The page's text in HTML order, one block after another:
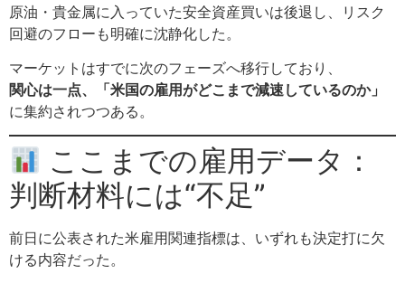
原油・貴金属に入っていた安全資産買いは後退し、リスク
回避のフローも明確に沈静化した。
マーケットはすでに次のフェーズへ移行しており、
関心は一点、「米国の雇用がどこまで減速しているのか」
に集約されつつある。
ここまでの雇用データ：
判断材料には“不足”
前日に公表された米雇用関連指標は、いずれも決定打に欠
ける内容だった。